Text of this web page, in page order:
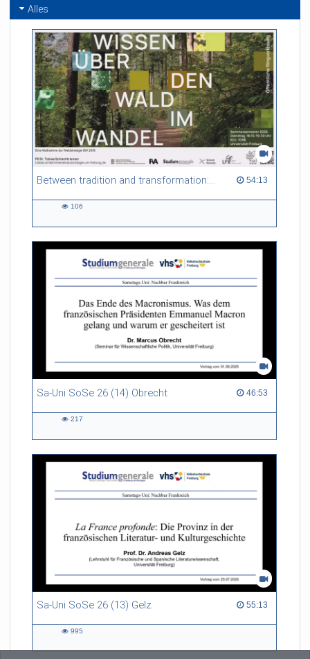
Alles
Between tradition and transformation: how owners, advisers and institutions co-create knowledge for resilient forests in Europe 54:13
54:13 duration
106
Sa-Uni SoSe 26 (14) Obrecht 46:53
46:53 duration
217
Sa-Uni SoSe 26 (13) Gelz 55:13
55:13 duration
995